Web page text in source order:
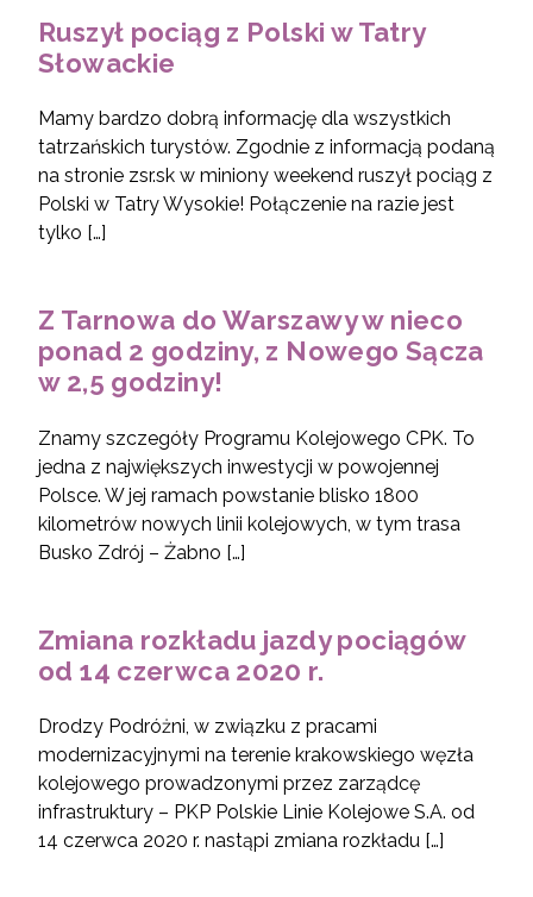
Ruszył pociąg z Polski w Tatry
Słowackie
Mamy bardzo dobrą informację dla wszystkich
tatrzańskich turystów. Zgodnie z informacją podaną
na stronie zsr.sk w miniony weekend ruszył pociąg z
Polski w Tatry Wysokie! Połączenie na razie jest
tylko […]
Z Tarnowa do Warszawy w nieco
ponad 2 godziny, z Nowego Sącza
w 2,5 godziny!
Znamy szczegóły Programu Kolejowego CPK. To
jedna z największych inwestycji w powojennej
Polsce. W jej ramach powstanie blisko 1800
kilometrów nowych linii kolejowych, w tym trasa
Busko Zdrój – Żabno […]
Zmiana rozkładu jazdy pociągów
od 14 czerwca 2020 r.
Drodzy Podróżni, w związku z pracami
modernizacyjnymi na terenie krakowskiego węzła
kolejowego prowadzonymi przez zarządcę
infrastruktury – PKP Polskie Linie Kolejowe S.A. od
14 czerwca 2020 r. nastąpi zmiana rozkładu […]